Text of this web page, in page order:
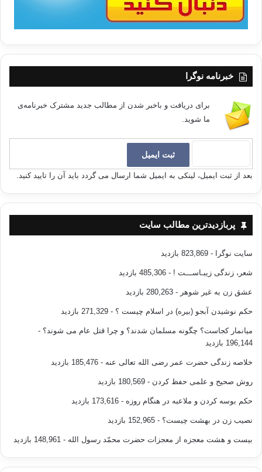
خبرنامه نوگرا
برای دریافت و باخبر شدن از مطالب جدید مشترک خبرنامه‌ی
ما شوید.
بعد از ثبت ایمیل، لینکی به ایمیل شما ارسال می گردد باید آن را تایید کنید.
پربازدیدترین مطالب سایت
سایت نوگرا - 823,869 بازدید
شعر، زندگی زیبـاســـت ! - 485,306 بازدید
عشق زن به غیر شوهر - 280,263 بازدید
حکم نوشیدن آبجو (بیره) در اسلام چیست ؟ - 271,329 بازدید
میانمار کجاست؟ چگونه مسلمان شدند؟ و چرا قتل عام می شوند؟ -
196,144 بازدید
خلاصه زندگی حضرت عمر رضی الله تعالی عنه - 185,476 بازدید
روش صحیح و علمی حفظ کردن - 180,569 بازدید
حکم بوسه کردن و ملاعبه در هنگام روزه - 173,616 بازدید
نصیب زن در بهشت چیست؟ - 152,965 بازدید
بیست و هشت معجزه از معجزات حضرت محمّد رسول الله - 148,961 بازدید